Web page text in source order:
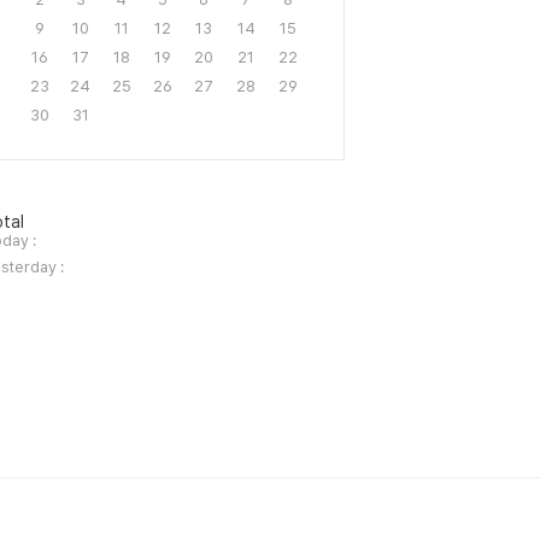
9
10 11 12 13 14
15
16
17 18 19 20 21
22
23
24 25 26 27 28
29
30
31
:
: